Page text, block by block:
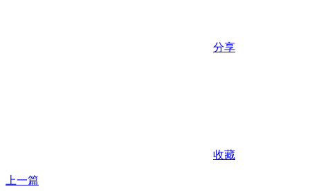
分享
收藏
上一篇